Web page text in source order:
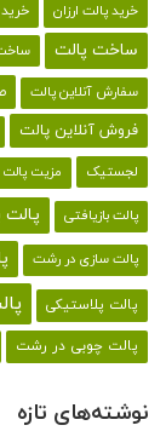
خرید پالت ارزان
ساخت پالت
سفارش آنلاین پالت
فروش آنلاین پالت
لجستیک مزیت
پالت بازیافتی
پالت سازی در رشت
پالت پلاستیکی
پالت چوبی در رشت
نوشته‌های تازه